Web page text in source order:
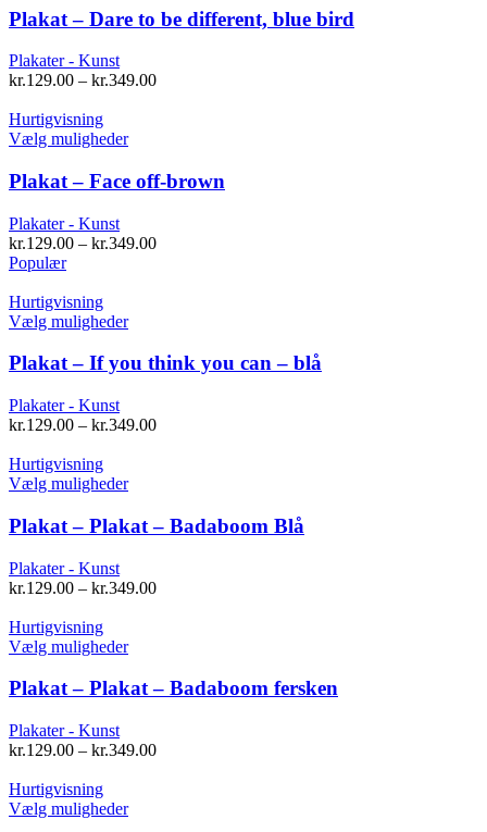
har
flere
Mulighederne
på
varesiden
Plakat – Dare to be different, blue bird
Plakater - Kunst
kr.129.00 – kr.349.00
Hurtigvisning
Vælg mulighederDette
har
flere
Mulighederne
kan
Plakat – Face off-brown
Plakater - Kunst
kr.129.00 – kr.349.00
Populær
Hurtigvisning
Vælg mulighederDette
har
Mulighederne
på
varesiden
Plakat – If you think you can – blå
Plakater - Kunst
kr.129.00 – kr.349.00
Hurtigvisning
Vælg mulighederDette
har
flere
Mulighederne
kan
varesiden
Plakat – Plakat – Badaboom Blå
Plakater - Kunst
kr.129.00 – kr.349.00
Hurtigvisning
Vælg mulighederDette
har
Mulighederne
på
varesiden
Plakat – Plakat – Badaboom fersken
Plakater - Kunst
kr.129.00 – kr.349.00
Hurtigvisning
Vælg mulighederDette